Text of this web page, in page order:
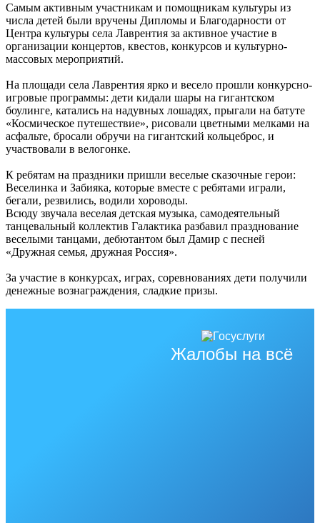
Самым активным участникам и помощникам культуры из
числа детей были вручены Дипломы и Благодарности от
Центра культуры села Лаврентия за активное участие в
организации концертов, квестов, конкурсов и культурно-
массовых мероприятий.
На площади села Лаврентия ярко и весело прошли конкурсно-
игровые программы: дети кидали шары на гигантском
боулинге, катались на надувных лошадях, прыгали на батуте
«Космическое путешествие», рисовали цветными мелками на
асфальте, бросали обручи на гигантский кольцеброс, и
участвовали в велогонке.
К ребятам на праздники пришли веселые сказочные герои:
Веселинка и Забияка, которые вместе с ребятами играли,
бегали, резвились, водили хороводы.
Всюду звучала веселая детская музыка, самодеятельный
танцевальный коллектив Галактика разбавил празднование
веселыми танцами, дебютантом был Дамир с песней
«Дружная семья, дружная Россия».
За участие в конкурсах, играх, соревнованиях дети получили
денежные вознаграждения, сладкие призы.
Жалобы на всё